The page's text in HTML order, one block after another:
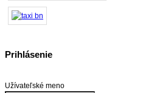
Prihlásenie
Užívateľské meno